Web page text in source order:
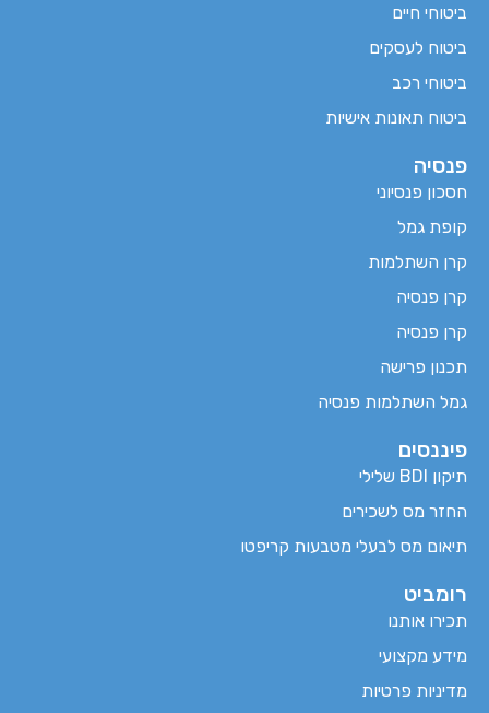
ביטוחי חיים
ביטוח לעסקים
ביטוחי רכב
ביטוח תאונות אישיות
פנסיה
חסכון פנסיוני
קופת גמל
קרן השתלמות
קרן פנסיה
קרן פנסיה
תכנון פרישה
גמל השתלמות פנסיה
פיננסים
תיקון BDI שלילי
החזר מס לשכירים
תיאום מס לבעלי מטבעות קריפטו
רומביט
תכירו אותנו
מידע מקצועי
מדיניות פרטיות